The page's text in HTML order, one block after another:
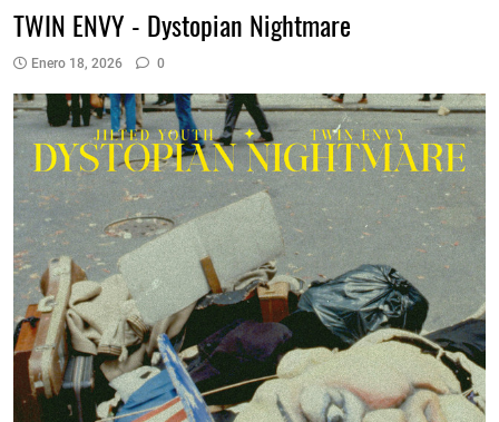
TWIN ENVY - Dystopian Nightmare
Enero 18, 2026 0